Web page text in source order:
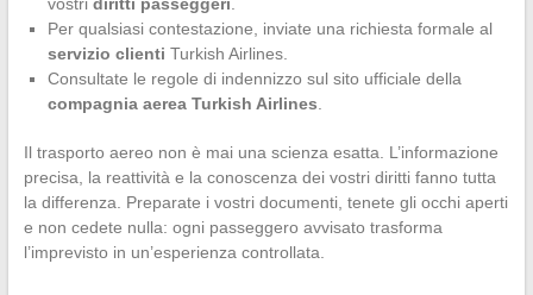
Per qualsiasi contestazione, inviate una richiesta formale al
servizio clienti Turkish Airlines.
Consultate le regole di indennizzo sul sito ufficiale della
compagnia aerea Turkish Airlines
Il trasporto aereo non è mai una scienza esatta. L’informazione
precisa, la reattività e la conoscenza dei vostri diritti fanno tutta
la differenza. Preparate i vostri documenti, tenete gli occhi aperti
e non cedete nulla: ogni passeggero avvisato trasforma
l’imprevisto in un’esperienza controllata.